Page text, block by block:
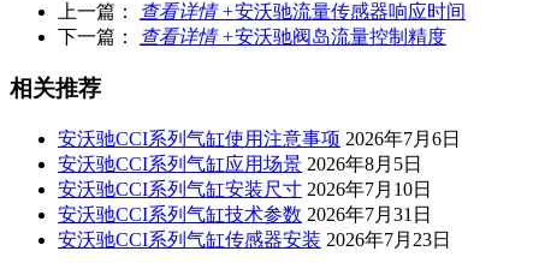
上一篇： 查看详情 +安沃驰流量传感器响应时间
下一篇：
查看详情 +安沃驰阀岛流量控制精度
相关推荐
安沃驰CCI系列气缸使用注意事项 2026年7月6日
安沃驰CCI系列气缸应用场景 2026年8月5日
安沃驰CCI系列气缸安装尺寸 2026年7月10日
安沃驰CCI系列气缸技术参数 2026年7月31日
安沃驰CCI系列气缸传感器安装 2026年7月23日